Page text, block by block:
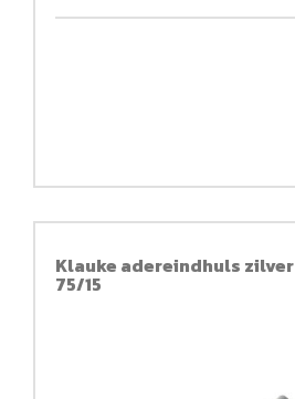
Klauke adereindhuls zilver
75/15